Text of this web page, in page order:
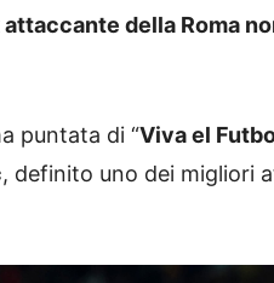
attaccante della Roma
puntata di “Viva el
, definito uno dei migliori